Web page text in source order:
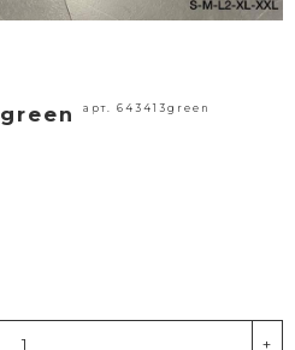
арт. 643413green
+